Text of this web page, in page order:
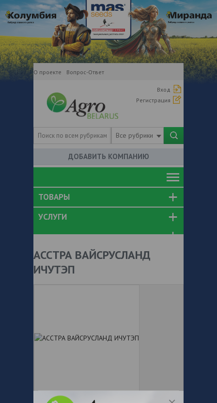
О проекте Вопрос-Ответ
Вход
Регистрация
Все рубрики
ДОБАВИТЬ КОМПАНИЮ
ТОВАРЫ
УСЛУГИ
АССТРА ВАЙСРУСЛАНД
ИЧУТЭП